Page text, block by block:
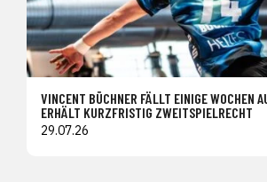
VINCENT BÜCHNER FÄLLT EINIGE WOCHEN
ERHÄLT KURZFRISTIG ZWEITSPIELRECHT
29.07.26